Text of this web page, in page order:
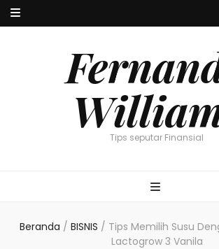
Tips seputar Finansial
Beranda / BISNIS / Tips Memilih Susu
Lactogrow 3 Vanila